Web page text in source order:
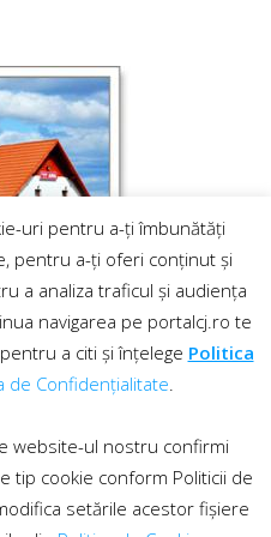
uri pentru a-ți îmbunătăți
pentru a-ți oferi conținut și
a analiza traficul și audiența
navigarea pe portalcj.ro te
a citi și înțelege Politica
de Confidențialitate.
website-ul nostru confirmi
tip cookie conform Politicii de
setările acestor fișiere